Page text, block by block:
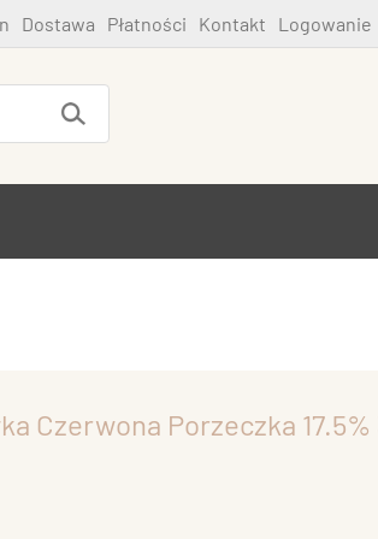
Dostawa Płatności Kontakt Logowanie
Czerwona Porzeczka 17.5%